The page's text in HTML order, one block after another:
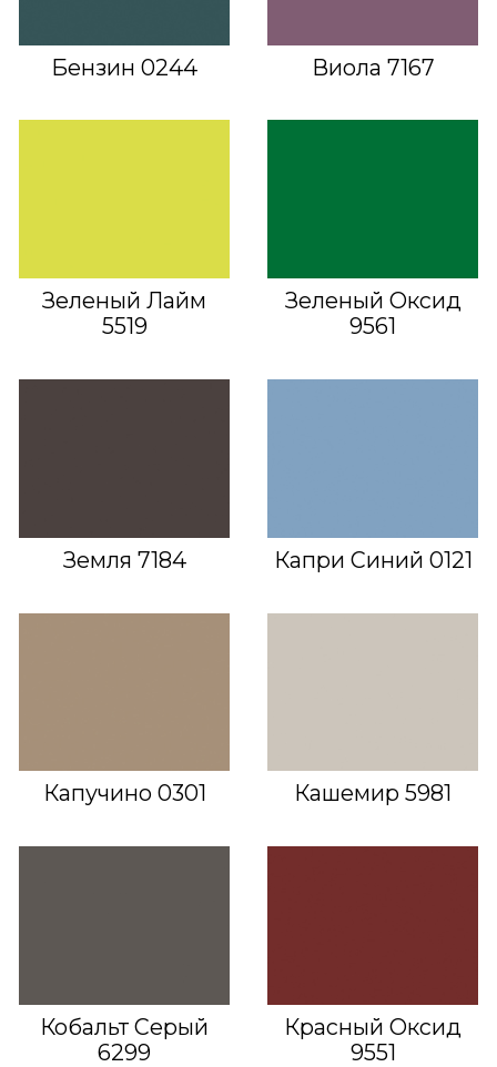
Бензин 0244 Виола 7167
Зеленый Лайм
5519
Зеленый Оксид
9561
Земля 7184 Капри Синий 0121
Капучино 0301 Кашемир 5981
Кобальт Серый
6299
Красный Оксид
9551